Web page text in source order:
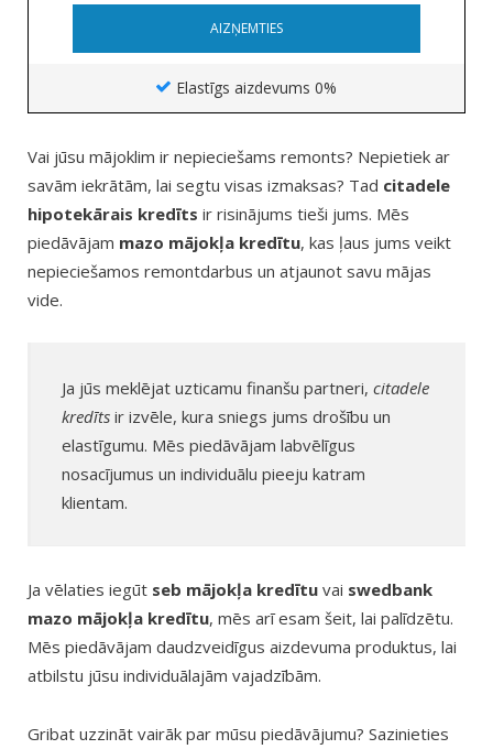
AIZŅEMTIES
Elastīgs aizdevums 0%
Vai jūsu mājoklim ir nepieciešams remonts? Nepietiek ar
savām iekrātām, lai segtu visas izmaksas? Tad citadele
hipotekārais kredīts ir risinājums tieši jums. Mēs
piedāvājam mazo mājokļa kredītu, kas ļaus jums veikt
nepieciešamos remontdarbus un atjaunot savu mājas
vide.
Ja jūs meklējat uzticamu finanšu partneri, citadele
kredītsir izvēle, kura sniegs jums drošību un
elastīgumu. Mēs piedāvājam labvēlīgus
nosacījumus un individuālu pieeju katram
klientam.
Ja vēlaties iegūt seb mājokļa kredītu vai swedbank
mazo mājokļa kredītu, mēs arī esam šeit, lai palīdzētu.
Mēs piedāvājam daudzveidīgus aizdevuma produktus, lai
atbilstu jūsu individuālajām vajadzībām.
Gribat uzzināt vairāk par mūsu piedāvājumu? Sazinieties